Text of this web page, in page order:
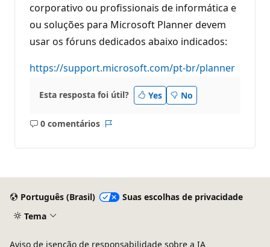
o
corporativo ou profissionais de informática e
ou soluções para Microsoft Planner devem
usar os fóruns dedicados abaixo indicados:
https://support.microsoft.com/pt-br/planner
Esta resposta foi útil? Yes No
0 comentários
Sem
Português (Brasil)
Suas escolhas de privacidade
Tema
Aviso de isenção de responsabilidade sobre a IA